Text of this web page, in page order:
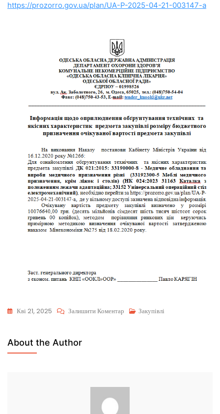
https://prozorro.gov.ua/plan/UA-P-2025-04-21-003147-a
Кві 21, 2025 Залишити Коментар Закупівлі
About the Author